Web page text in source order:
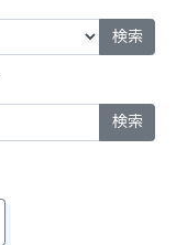
検索
検索